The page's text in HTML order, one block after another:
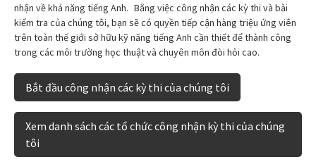
nhận về khả năng tiếng Anh. Bằng việc công nhận các kỳ thi và bài
kiểm tra của chúng tôi, bạn sẽ có quyền tiếp cận hàng triệu ứng viên
trên toàn thế giới sở hữu kỹ năng tiếng Anh cần thiết để thành công
trong các môi trường học thuật và chuyên môn đòi hỏi cao.
Bắt đầu công nhận các kỳ thi của chúng tôi
Xem danh sách các tổ chức công nhận kỳ thi của chúng
tôi